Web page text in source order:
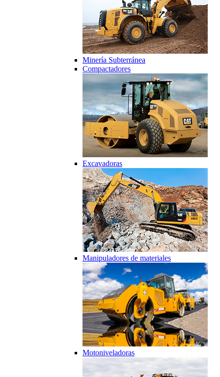
Minería Subterránea
Compactadores
Excavadoras
Manipuladores de materiales
Motoniveladoras